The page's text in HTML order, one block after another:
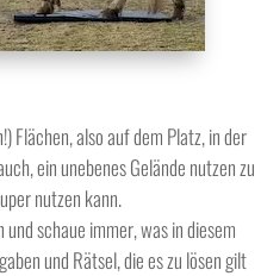
Flächen, also auf dem Platz, in der
ein unebenes Gelände nutzen zu
nutzen kann.
schaue immer, was in diesem
und Rätsel, die es zu lösen gilt